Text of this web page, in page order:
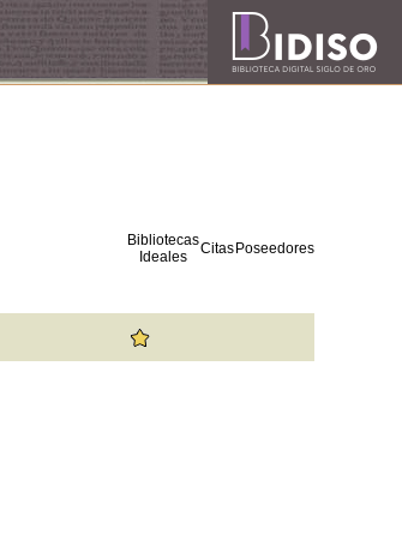
Bibliotecas
Ideales
Citas Poseedores